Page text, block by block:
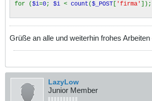
for ($i=0; $i < count ($_POST 'firma' ]);
Grüße an alle und weiterhin frohes Arbeiten
LazyLow
Junior Member